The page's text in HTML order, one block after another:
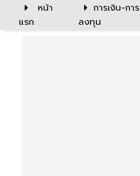
หน้า
แรก
การเงิน-การ
ลงทุน